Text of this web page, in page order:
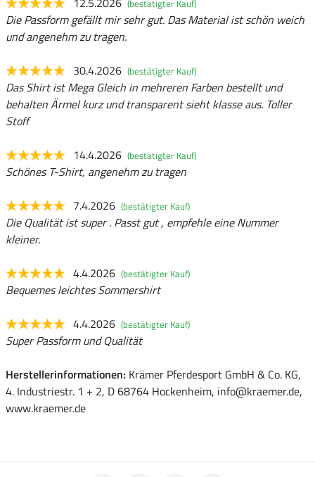
(bestätigter Kauf)
Die Passform gefällt mir sehr gut. Das Material ist schön weich
und angenehm zu tragen.
30.4.2026 (bestätigter Kauf)
Das Shirt ist Mega Gleich in mehreren Farben bestellt und
behalten Ärmel kurz und transparent sieht klasse aus. Toller
Stoff
14.4.2026 (bestätigter Kauf)
Schönes T-Shirt, angenehm zu tragen
7.4.2026 (bestätigter Kauf)
Die Qualität ist super . Passt gut , empfehle eine Nummer
kleiner.
4.4.2026 (bestätigter Kauf)
Bequemes leichtes Sommershirt
4.4.2026 (bestätigter Kauf)
Super Passform und Qualität
Herstellerinformationen: Krämer Pferdesport GmbH & Co. KG,
4. Industriestr. 1 + 2, D 68764 Hockenheim, info@kraemer.de,
www.kraemer.de